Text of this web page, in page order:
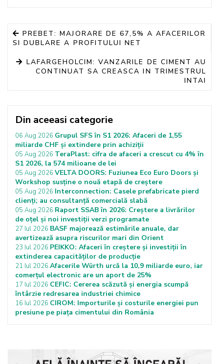
PREBET: MAJORARE DE 67,5% A AFACERILOR
SI DUBLARE A PROFITULUI NET
LAFARGEHOLCIM: VANZARILE DE CIMENT AU
CONTINUAT SA CREASCA IN TRIMESTRUL
INTAI
Din aceeasi categorie
06 Aug 2026 Grupul SFS în S1 2026: Afaceri de 1,55
miliarde CHF și extindere prin achiziții
05 Aug 2026 TeraPlast: cifra de afaceri a crescut cu 4% în
S1 2026, la 574 milioane de lei
05 Aug 2026 VELTA DOORS: Fuziunea Eco Euro Doors și
Workshop susține o nouă etapă de creștere
05 Aug 2026 Interconnection: Casele prefabricate pierd
clienți; au consultanță comercială slabă
05 Aug 2026 Raport SSAB în 2026: Creștere a livrărilor
de oțel și noi investiții verzi programate
27 Iul 2026 BASF majorează estimările anuale, dar
avertizează asupra riscurilor mari din Orient
23 Iul 2026 PEIKKO: Afaceri în creștere și investiții în
extinderea capacităților de producție
21 Iul 2026 Afacerile Würth urcă la 10,9 miliarde euro, iar
comerțul electronic are un aport de 25%
17 Iul 2026 CEFIC: Cererea scăzută și energia scumpă
întârzie redresarea industriei chimice
16 Iul 2026 CIROM: Importurile și costurile energiei pun
presiune pe piața cimentului din România